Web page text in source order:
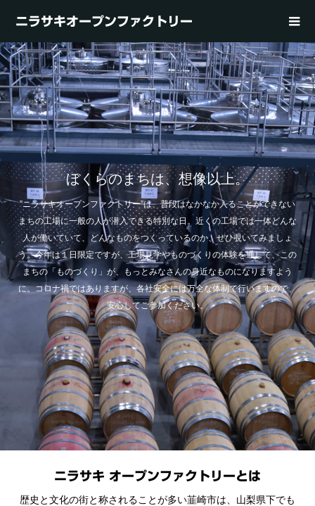
ニラサキオープンファクトリー
ニラサキ オープンファクトリーとは
歴史と文化の街と称されることが多い韮崎市は、山梨県下でも